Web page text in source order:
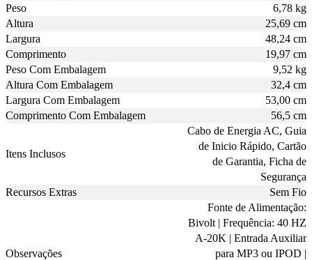
Peso
6,78 kg
Altura
25,69 cm
Largura
48,24 cm
Comprimento
19,97 cm
Peso Com Embalagem
9,52 kg
Altura Com Embalagem
32,4 cm
Largura Com Embalagem
53,00 cm
Comprimento Com Embalagem
56,5 cm
Itens Inclusos
Cabo de Energia AC, Guia
de Inicio Rápido, Cartão
de Garantia, Ficha de
Segurança
Recursos Extras
Sem Fio
Observações
Fonte de Alimentação:
Bivolt | Frequência: 40 HZ
A-20K | Entrada Auxiliar
para MP3 ou IPOD |